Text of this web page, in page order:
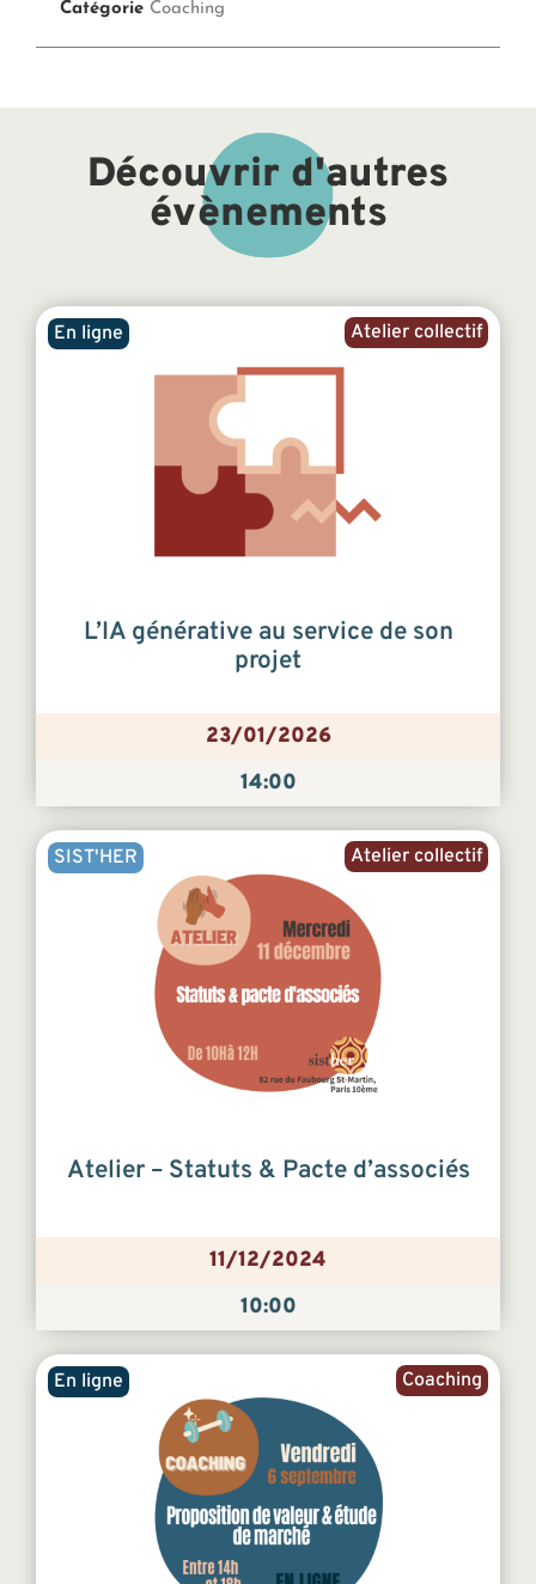
Catégorie Coaching
Découvrir d'autres
évènements
Atelier collectif
En ligne
L’IA générative au service de son
projet
23/01/2026
14:00
Atelier collectif
SIST'HER
Atelier – Statuts & Pacte d’associés
11/12/2024
10:00
Coaching
En ligne